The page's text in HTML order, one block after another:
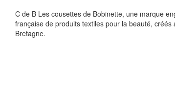
C de B Les cousettes de Bobinette, une marque
française de produits textiles pour la beauté, créés
Bretagne.